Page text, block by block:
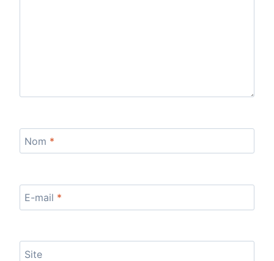
Nom *
E-mail *
Site